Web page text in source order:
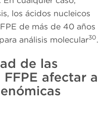
los ácidos nucleicos
de más de 40 años
análisis molecular30.
de las
afectar a